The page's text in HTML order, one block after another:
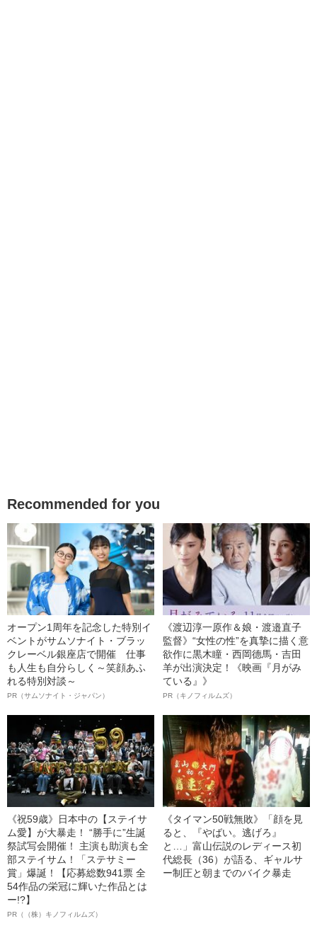
Recommended for you
オープン1周年を記念した特別イ
ベントがサムソナイト・ブラッ
クレーベル銀座店で開催 仕事
も人生も自分らしく～笑顔あふ
れる特別対談～
PR（サムソナイト・ジャパン）
《渡辺淳一原作＆娘・渡邉直子
監督》“女性の性”を真摯に描く意
欲作に黒木瞳・西岡德馬・吉田
羊が出演決定！《映画『月がみ
ている』》
PR（キノフィルムズ）
《祝59歳》日本中の【ステイサ
ム愛】が大暴走！ “勝手に”生誕
祭試写会開催！ 主演も助演も全
部ステイサム！「ステサミー
賞」爆誕！【応募総数941票 全
54作品の栄冠に輝いた作品とは
ー!?】
PR（（株）キノフィルムズ）
《タイマン50戦無敗》「顔を見
ると、『やばい。逃げろ』
と…」富山伝説のレディース初
代総長（36）が語る、ギャルサ
ー制圧と朝までのバイク暴走